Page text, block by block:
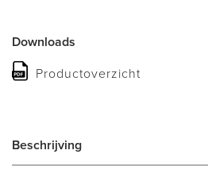
Downloads
Productoverzicht
Beschrijving